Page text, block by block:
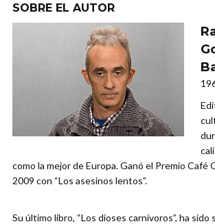
SOBRE EL AUTOR
como la mejor de Europa. Ganó el Premio Café
2009 con “Los asesinos lentos”.
Su último libro, “Los dioses carnívoros”, ha